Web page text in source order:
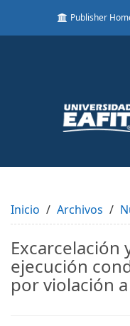
to
Content
Sidebar
Publisher
Inicio Archivos
Excarcelación
ejecución
por violación